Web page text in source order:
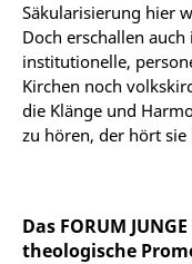
Säkularisierung hier
Doch erschallen
institutionelle,
Kirchen noch
die Klänge und
zu hören, der hört sie
Das FORUM
theologische